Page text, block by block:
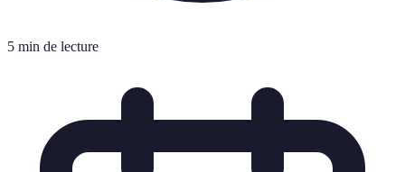
5 min de lecture